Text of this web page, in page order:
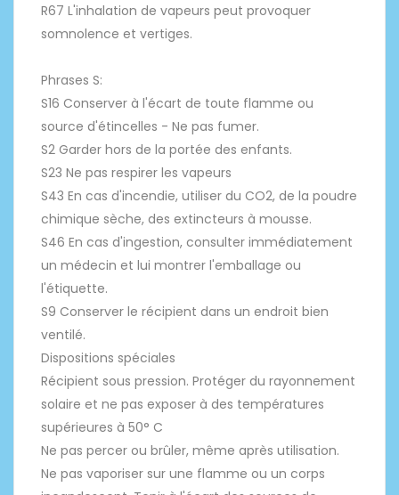
R67 L'inhalation de vapeurs peut provoquer
somnolence et vertiges.
Phrases S:
S16 Conserver à l'écart de toute flamme ou
source d'étincelles - Ne pas fumer.
S2 Garder hors de la portée des enfants.
S23 Ne pas respirer les vapeurs
S43 En cas d'incendie, utiliser du CO2, de la poudre
chimique sèche, des extincteurs à mousse.
S46 En cas d'ingestion, consulter immédiatement
un médecin et lui montrer l'emballage ou
l'étiquette.
S9 Conserver le récipient dans un endroit bien
ventilé.
Dispositions spéciales
Récipient sous pression. Protéger du rayonnement
solaire et ne pas exposer à des températures
supérieures à 50° C
Ne pas percer ou brûler, même après utilisation.
Ne pas vaporiser sur une flamme ou un corps